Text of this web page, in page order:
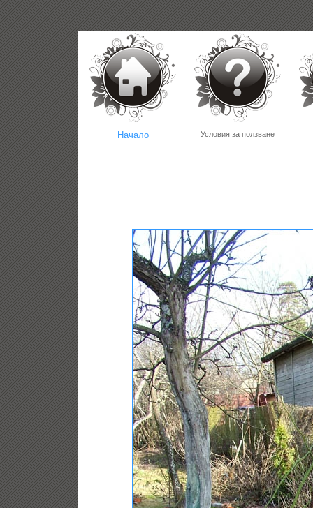
Начало Условия за ползване